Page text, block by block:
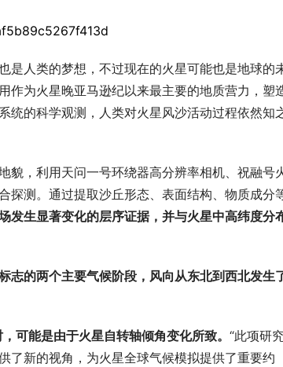
是人类的梦想，不过现在的火星可能也是地球的
作为火星晚亚马逊纪以来最主要的地质营力，塑
统的科学观测，人类对火星风沙活动过程依然知
貌，利用天问一号环绕器高分辨率相机、祝融号
探测。通过提取沙丘形态、表面结构、物质成分
发生显著变化的层序证据，并与火星中高纬度分
志的两个主要气候阶段，风向从东北到西北发生
可能是由于火星自转轴倾角变化所致。 “此项研
了新的视角，为火星全球气候模拟提供了重要约